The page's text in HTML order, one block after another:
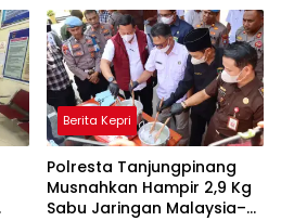
Berita Kepri
Polresta Tanjungpinang
Musnahkan Hampir 2,9 Kg
Sabu Jaringan Malaysia–